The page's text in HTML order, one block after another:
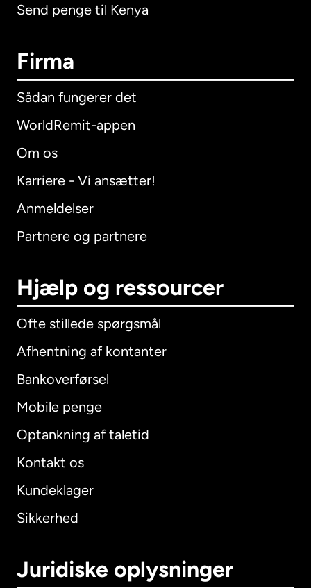
Send penge til Kenya
Firma
Sådan fungerer det
WorldRemit-appen
Om os
Karriere - Vi ansætter!
Anmeldelser
Partnere og partnere
Hjælp og ressourcer
Ofte stillede spørgsmål
Afhentning af kontanter
Bankoverførsel
Mobile penge
Optankning af taletid
Kontakt os
Kundeklager
Sikkerhed
Juridiske oplysninger